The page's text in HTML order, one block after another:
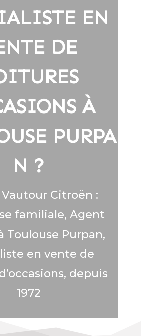
EN
DE
À
PURPA
N ?
Vautour Citroën :
familiale, Agent
Toulouse Purpan,
en vente de
depuis
1972